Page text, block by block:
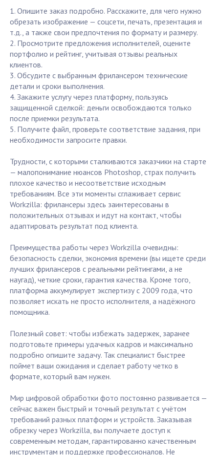
1. Опишите заказ подробно. Расскажите, для чего нужно
обрезать изображение — соцсети, печать, презентация и
т.д., а также свои предпочтения по формату и размеру.
2. Просмотрите предложения исполнителей, оцените
портфолио и рейтинг, учитывая отзывы реальных
клиентов.
3. Обсудите с выбранным фрилансером технические
детали и сроки выполнения.
4. Закажите услугу через платформу, пользуясь
защищенной сделкой: деньги освобождаются только
после приемки результата.
5. Получите файл, проверьте соответствие задания, при
необходимости запросите правки.
Трудности, с которыми сталкиваются заказчики на старте
— малопонимание нюансов Photoshop, страх получить
плохое качество и несоответствие исходным
требованиям. Все эти моменты сглаживает сервис
Workzilla: фрилансеры здесь заинтересованы в
положительных отзывах и идут на контакт, чтобы
адаптировать результат под клиента.
Преимущества работы через Workzilla очевидны:
безопасность сделки, экономия времени (вы ищете среди
лучших фрилансеров с реальными рейтингами, а не
наугад), четкие сроки, гарантия качества. Кроме того,
платформа аккумулирует экспертизу с 2009 года, что
позволяет искать не просто исполнителя, а надёжного
помощника.
Полезный совет: чтобы избежать задержек, заранее
подготовьте примеры удачных кадров и максимально
подробно опишите задачу. Так специалист быстрее
поймет ваши ожидания и сделает работу четко в
формате, который вам нужен.
Мир цифровой обработки фото постоянно развивается —
сейчас важен быстрый и точный результат с учётом
требований разных платформ и устройств. Заказывая
обрезку через Workzilla, вы получаете доступ к
современным методам, гарантированно качественным
инструментам и поддержке профессионалов. Не